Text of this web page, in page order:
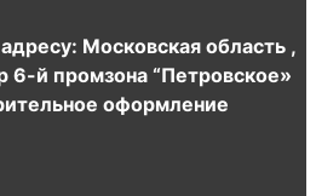
Московская область ,
6-й промзона “Петровское»
оформление